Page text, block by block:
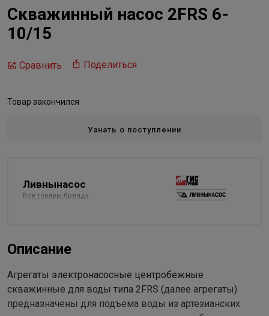
Скважинный насос 2FRS 6-
10/15
Сравнить Поделиться
Товар закончился
Узнать о поступлении
Ливнынасос
Все товары бренда
Описание
Агрегаты электронасосные центробежные
скважинные для воды типа 2FRS (далее агрегаты)
предназначены для подъема воды из артезианских